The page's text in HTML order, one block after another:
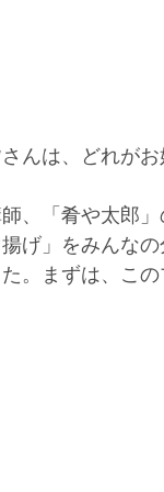
さんは、どれがお
、「肴や太郎
げ」をみんな
た。まずは、こ